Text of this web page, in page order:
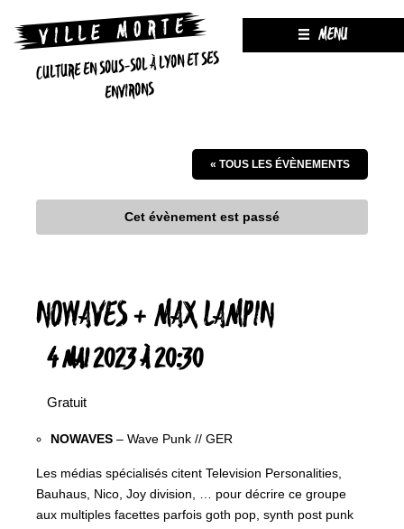
CULTURE EN SOUS-SOL À LYON ET SES
ENVIRONS
MENU
« TOUS LES ÉVÈNEMENTS
Cet évènement est passé
NOWAVES + MAX LAMPIN
4 MAI 2023 À 20:30
Gratuit
NOWAVES – Wave Punk // GER
Les médias spécialisés citent Television Personalities,
Bauhaus, Nico, Joy division, … pour décrire ce groupe
aux multiples facettes parfois goth pop, synth post punk